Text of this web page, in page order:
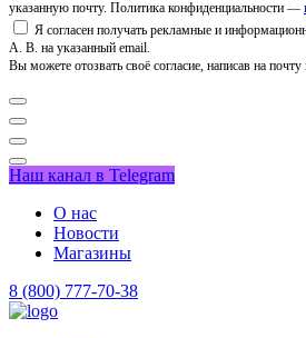
указанную почту. Политика конфиденциальности —
Я согласен получать рекламные и
А. В. на указанный email.
Вы можете отозвать своё согласие, написав на
Наш канал в Telegram
О нас
Новости
Магазины
8 (800) 777-70-38